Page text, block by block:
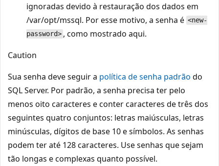
ignoradas devido à restauração dos dados em
/var/opt/mssql. Por esse motivo, a senha é <new-
password> , como mostrado aqui.
Caution
Sua senha deve seguir a política de senha padrão do
SQL Server. Por padrão, a senha precisa ter pelo
menos oito caracteres e conter caracteres de três dos
seguintes quatro conjuntos: letras maiúsculas, letras
minúsculas, dígitos de base 10 e símbolos. As senhas
podem ter até 128 caracteres. Use senhas que sejam
tão longas e complexas quanto possível.